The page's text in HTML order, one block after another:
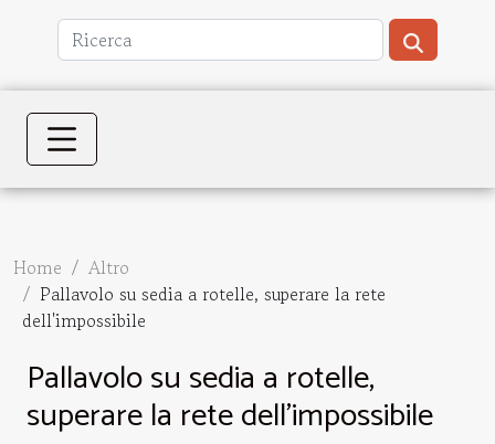
Home
Altro
Pallavolo su sedia a rotelle, superare la rete
dell'impossibile
Pallavolo su sedia a rotelle,
superare la rete dell'impossibile